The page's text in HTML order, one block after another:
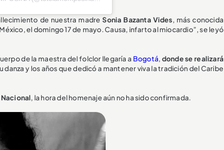
de nuestra madreSonia Bazanta Vides, más conocida
el domingo 17 de mayo. Causa, infarto al miocardio”, se leyó
de la maestra del folclor llegaría a Bogotá, donde se realizará
danza y los años que dedicó a mantener viva la tradición del Caribe
, la hora del homenaje aún no ha sido confirmada.